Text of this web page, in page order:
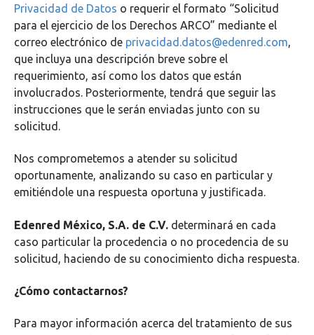
Privacidad de Datos o requerir el formato “Solicitud
para el ejercicio de los Derechos ARCO” mediante el
correo electrónico de privacidad.datos@edenred.com,
que incluya una descripción breve sobre el
requerimiento, así como los datos que están
involucrados. Posteriormente, tendrá que seguir las
instrucciones que le serán enviadas junto con su
solicitud.
Nos comprometemos a atender su solicitud
oportunamente, analizando su caso en particular y
emitiéndole una respuesta oportuna y justificada.
Edenred México, S.A. de C.V. determinará en cada
caso particular la procedencia o no procedencia de su
solicitud, haciendo de su conocimiento dicha respuesta.
¿Cómo contactarnos?
Para mayor información acerca del tratamiento de sus